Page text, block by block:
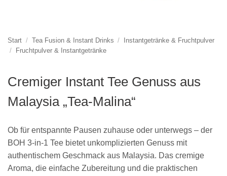
Start / Tea Fusion & Instant Drinks /
Instantgetränke & Fruchtpulver
/
Fruchtpulver & Instantgetränke
Cremiger Instant Tee Genuss aus
Malaysia „Tea-Malina“
Ob für entspannte Pausen zuhause oder unterwegs – der
BOH 3-in-1 Tee bietet unkomplizierten Genuss mit
authentischem Geschmack aus Malaysia. Das cremige
Aroma, die einfache Zubereitung und die praktischen